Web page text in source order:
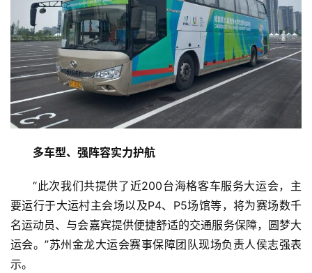
多车型、 强阵容实力护航
“此次我们共提供了近200台海格客车服务大运会，主
要运行于大运村主会场以及P4、P5场馆等，将为赛场数千
名运动员、与会嘉宾提供便捷舒适的交通服务保障，圆梦大
运会。”苏州金龙大运会赛事保障团队现场负责人侯志强表
示。